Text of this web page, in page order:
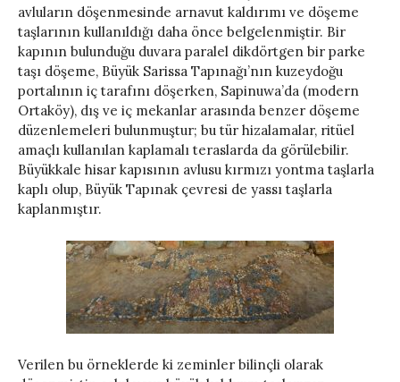
avluların döşenmesinde arnavut kaldırımı ve döşeme
taşlarının kullanıldığı daha önce belgelenmiştir. Bir
kapının bulunduğu duvara paralel dikdörtgen bir parke
taşı döşeme, Büyük Sarissa Tapınağı’nın kuzeydoğu
portalının iç tarafını döşerken, Sapinuwa’da (modern
Ortaköy), dış ve iç mekanlar arasında benzer döşeme
düzenlemeleri bulunmuştur; bu tür hizalamalar, ritüel
amaçlı kullanılan kaplamalı teraslarda da görülebilir.
Büyükkale hisar kapısının avlusu kırmızı yontma taşlarla
kaplı olup, Büyük Tapınak çevresi de yassı taşlarla
kaplanmıştır.
Verilen bu örneklerde ki zeminler bilinçli olarak